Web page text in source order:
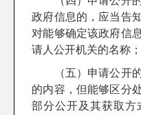
政府信息的，应当告
对能够确定该政府信
请人公开机关的名称；
（五）申请公开的
的内容，但能够区分
部分公开及其获取方